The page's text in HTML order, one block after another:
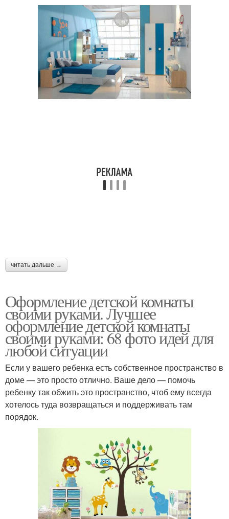
читать дальше →
Оформление детской комнаты
своими руками. Лучшее
оформление детской комнаты
своими руками: 68 фото идей для
любой ситуации
Если у вашего ребенка есть собственное пространство в
доме — это просто отлично. Ваше дело — помочь
ребенку так обжить это пространство, чтоб ему всегда
хотелось туда возвращаться и поддерживать там
порядок.